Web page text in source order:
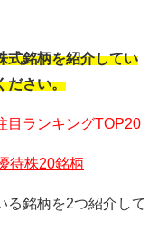
式銘柄を紹介してい
ださい。
目ランキングTOP20
待株20銘柄
る銘柄を2つ紹介して